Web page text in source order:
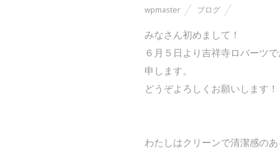
wpmaster ブログ
みなさん初めまして！
６月５日より吉祥寺ロバーツ
申します。
どうぞよろしくお願いします！
わたしはクリーンで清潔感のあ